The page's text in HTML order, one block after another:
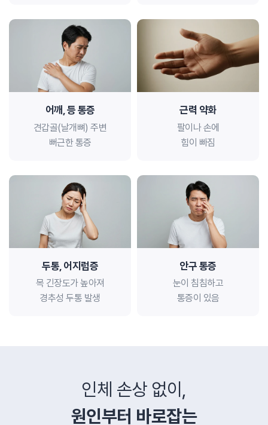
어깨, 등 통증
견갑골(날개뼈) 주변
뻐근한 통증
근력 약화
팔이나 손에
힘이 빠짐
두통, 어지럼증
목 긴장도가 높아져
경추성 두통 발생
안구 통증
눈이 침침하고
통증이 있음
인체 손상 없이,
원인부터 바로잡는